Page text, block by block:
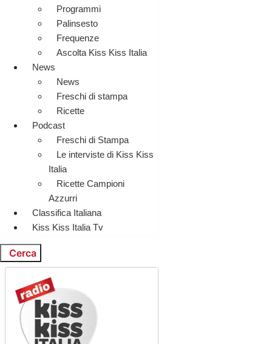
Programmi
Palinsesto
Frequenze
Ascolta Kiss Kiss Italia
News
News
Freschi di stampa
Ricette
Podcast
Freschi di Stampa
Le interviste di Kiss Kiss
Italia
Ricette Campioni
Azzurri
Classifica Italiana
Kiss Kiss Italia Tv
Cerca